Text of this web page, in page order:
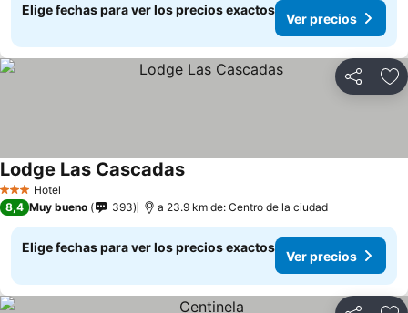
Elige fechas para ver los precios exactos
Ver precios
Compartir
3 Estrellas
Hotel
Lodge Las Cascadas
8,4 Muy bueno 393 a 23.9 km de: Centro de la ciudad
Elige fechas para ver los precios exactos
Ver precios